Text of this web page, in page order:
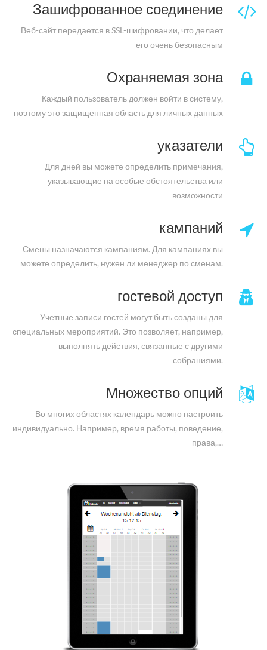
Зашифрованное соединение
Веб-сайт передается в SSL-шифровании, что делает
его очень безопасным
Охраняемая зона
Каждый пользователь должен войти в систему,
поэтому это защищенная область для личных данных
указатели
Для дней вы можете определить примечания,
указывающие на особые обстоятельства или
возможности
кампаний
Смены назначаются кампаниям. Для кампаниях вы
можете определить, нужен ли менеджер по сменам.
гостевой доступ
Учетные записи гостей могут быть созданы для
специальных мероприятий. Это позволяет, например,
выполнять действия, связанные с другими
собраниями.
Множество опций
Во многих областях календарь можно настроить
индивидуально. Например, время работы, поведение,
права,…